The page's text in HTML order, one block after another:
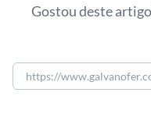
Gostou deste